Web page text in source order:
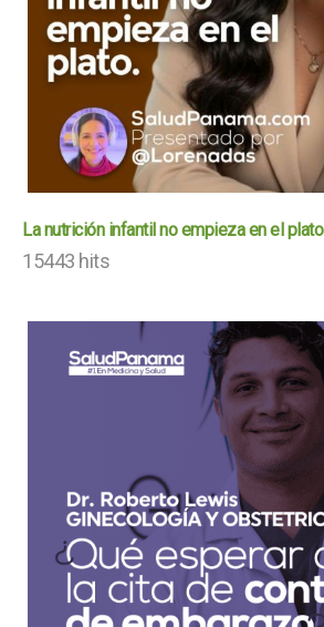
La nutrición infantil no empieza en el plato
15443 hits